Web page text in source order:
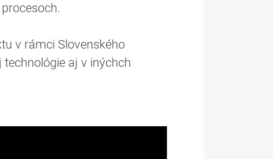
v rámci Slovenského
aj v inýchch